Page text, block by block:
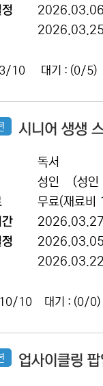
10 대기 : (0/5)
시니어 생생
독서
성인
(성인
무료(재료
10 대기 : (0/0)
업사이클링